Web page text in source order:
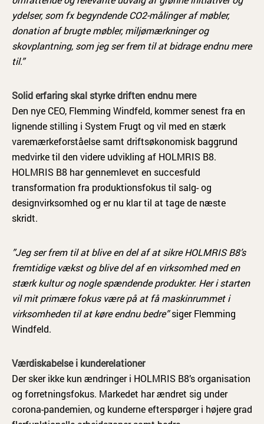
ydelser, som fx begyndende CO2-målinger af møbler,
donation af brugte møbler, miljømærkninger og
skovplantning, som jeg ser frem til at bidrage endnu mere
til.”
Solid erfaring skal styrke driften endnu mere
Den nye CEO, Flemming Windfeld, kommer senest fra en
lignende stilling i System Frugt og vil med en stærk
varemærkeforståelse samt driftsøkonomisk baggrund
medvirke til den videre udvikling af HOLMRIS B8.
HOLMRIS B8 har gennemlevet en succesfuld
transformation fra produktionsfokus til salg- og
designvirksomhed og er nu klar til at tage de næste
skridt.
”Jeg ser frem til at blive en del af at sikre HOLMRIS B8’s
fremtidige vækst og blive del af en virksomhed med en
stærk kultur og nogle spændende produkter. Her i starten
vil mit primære fokus være på at få maskinrummet i
virksomheden til at køre endnu bedre”siger Flemming
Windfeld.
Værdiskabelse i kunderelationer
Der sker ikke kun ændringer i HOLMRIS B8’s organisation
og forretningsfokus. Markedet har ændret sig under
corona-pandemien, og kunderne efterspørger i højere grad